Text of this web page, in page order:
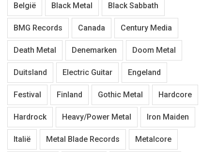
België Black Metal Black Sabbath
BMG Records Canada Century Media
Death Metal Denemarken Doom Metal
Duitsland Electric Guitar Engeland
Festival Finland Gothic Metal Hardcore
Hardrock Heavy/Power Metal Iron Maiden
Italië Metal Blade Records Metalcore